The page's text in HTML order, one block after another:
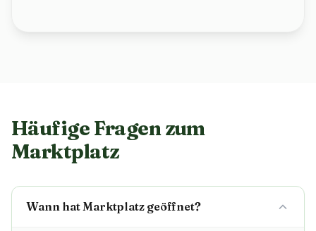
Häufige Fragen zum
Marktplatz
Wann hat Marktplatz geöffnet?